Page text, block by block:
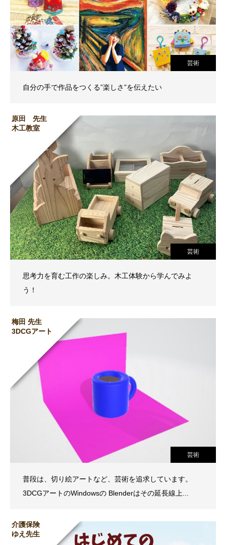
芸術
自分の手で作品をつくる”楽しさ”を伝えたい
原田 先生
木工教室
芸術
思考力を育む工作の楽しみ。木工体験から学んでみよ
う！
梅田 先生
3DCGアート
芸術
普段は、切り絵アートなど、芸術を追求しています。
3DCGアートのWindowsの Blenderはその延長線上...
介護保険
ゆえ先生